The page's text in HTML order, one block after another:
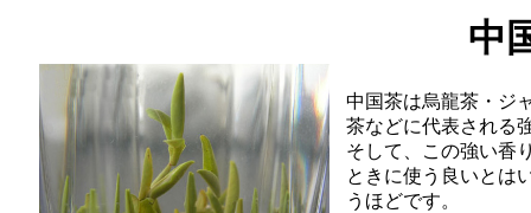
中
中国茶は烏龍茶・ジ
茶などに代表される
そして、この強い香
ときに使う良いとは
うほどです。